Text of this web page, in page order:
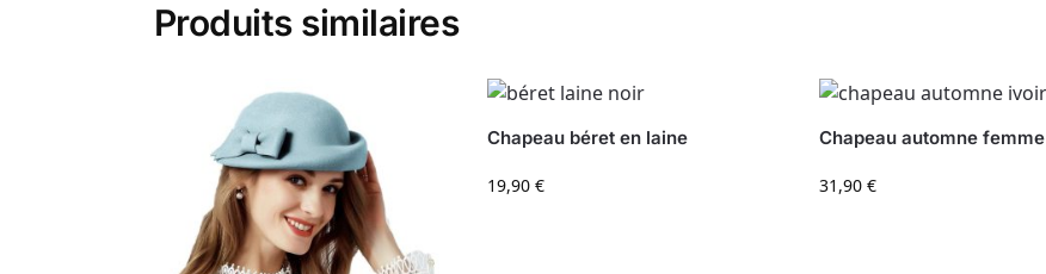
Produits similaires
Chapeau béret en laine
19,90 €
Chapeau automne femme
31,90€